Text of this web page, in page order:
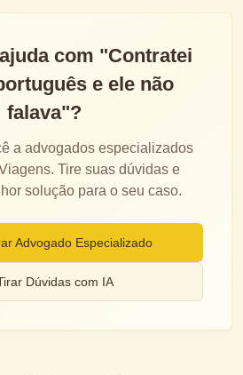
com "Contratei
e ele não
falava"?
a advogados especializados
. Tire suas dúvidas e
solução para o seu caso.
Advogado Especializado
Dúvidas com IA